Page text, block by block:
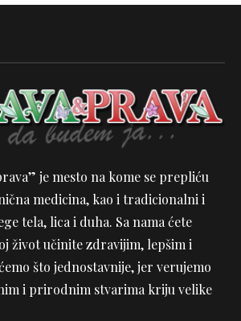
je mesto na kome se prepliću
medicina, kao i tradicionalni i
tela, lica i duha. Sa nama ćete
život učinite zdravijim, lepšim i
što jednostavnije, jer verujemo
i prirodnim stvarima kriju velike